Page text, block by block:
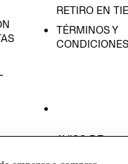
RETIRO EN
TÉRMINOS Y
CONDICIONES
AVISO DE